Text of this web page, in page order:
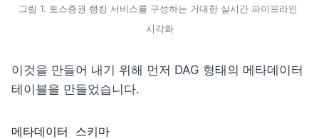
그림 1. 토스증권 랭킹 서비스를 구성하는 거대한 실시간 파이프라인
시각화
이것을 만들어 내기 위해 먼저 DAG 형태의 메타데이터
메타데이터 스키마